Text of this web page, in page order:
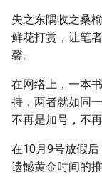
失之东隅收之桑
鲜花打赏，让笔
馨。
在网络上，一本
持，两者就如同
不再是加号，不
在10月9号放假
遗憾黄金时间的